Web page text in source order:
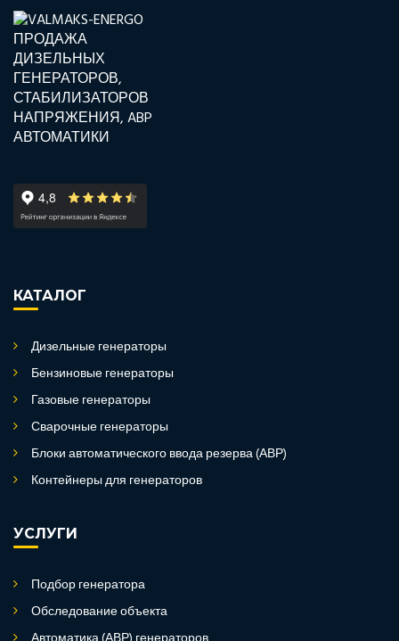
КАТАЛОГ
Дизельные генераторы
Бензиновые генераторы
Газовые генераторы
Сварочные генераторы
Блоки автоматического ввода резерва (АВР)
Контейнеры для генераторов
УСЛУГИ
Подбор генератора
Обследование объекта